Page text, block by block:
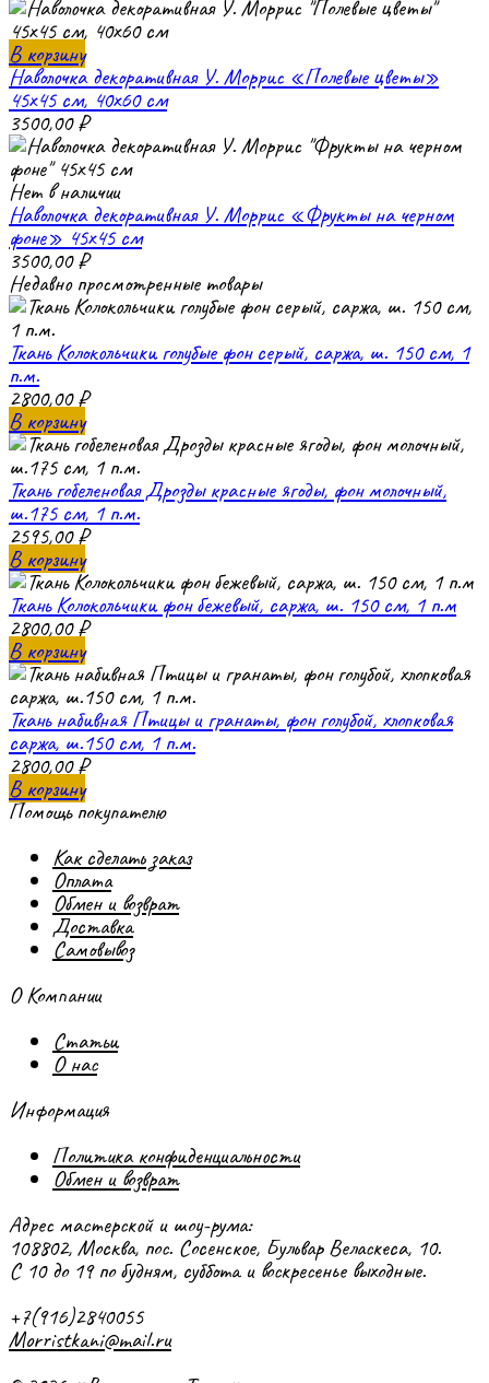
В корзину
Наволочка декоративная У. Моррис «Полевые цветы»
45х45 см, 40х60 см
3500,00₽
Нет в наличии
Наволочка декоративная У. Моррис «Фрукты на черном
фоне» 45х45 см
3500,00₽
Недавно просмотренные товары
Ткань Колокольчики голубые фон серый, саржа, ш. 150 см, 1
п.м.
2800,00₽
В корзину
Ткань гобеленовая Дрозды красные ягоды, фон молочный,
ш.175 см, 1 п.м.
2595,00₽
В корзину
Ткань Колокольчики фон бежевый, саржа, ш. 150 см, 1 п.м
2800,00₽
В корзину
Ткань набивная Птицы и гранаты, фон голубой, хлопковая
саржа, ш.150 см, 1 п.м.
2800,00₽
В корзину
Помощь покупателю
Как сделать заказ
Оплата
Обмен и возврат
Доставка
Самовывоз
О Компании
Статьи
О нас
Информация
Политика конфиденциальности
Обмен и возврат
Адрес мастерской и шоу-рума:
108802, Москва, пос. Сосенское, Бульвар Веласкеса, 10.
С 10 до 19 по будням, суббота и воскресенье выходные.
+7(916)2840055
Morristkani@mail.ru